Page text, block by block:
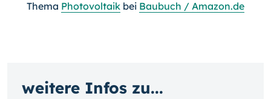
Thema Photovoltaik bei Baubuch / Amazon.de
weitere Infos zu...